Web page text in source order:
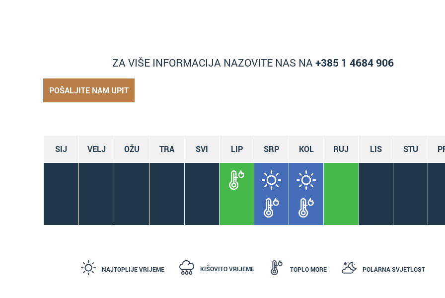
ZA VIŠE INFORMACIJA NAZOVITE NAS NA+385 1 4684 906
POŠALJITE NAM UPIT
SIJ VELJ OŽU TRA SVI LIP SRP KOL RUJ LIS STU
NAJTOPLIJE VRIJEME KIŠOVITO VRIJEME TOPLO MORE POLARNA SVJETLOST